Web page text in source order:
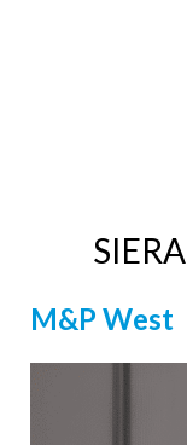
SIERA
M&P West